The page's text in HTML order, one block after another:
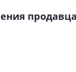
продавца